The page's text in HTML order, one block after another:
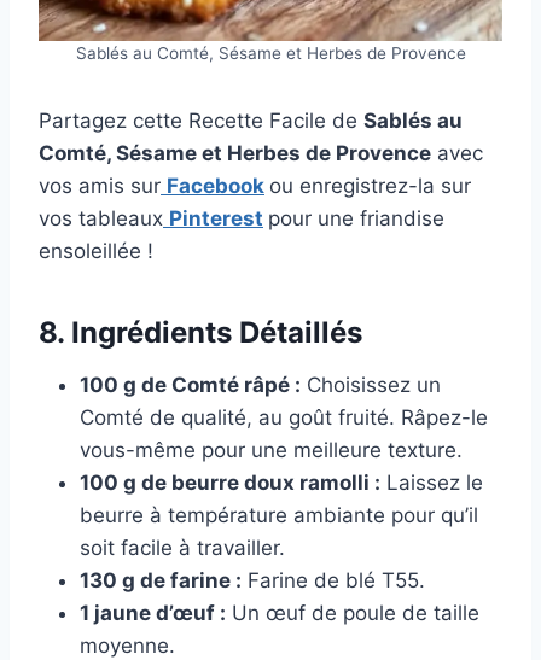
Sablés au Comté, Sésame et Herbes de Provence
Partagez cette Recette Facile de Sablés au
Comté, Sésame et Herbes de Provence avec
vos amis sur Facebook ou enregistrez-la sur
vos tableaux Pinterest pour une friandise
ensoleillée !
8. Ingrédients Détaillés
100 g de Comté râpé : Choisissez un
Comté de qualité, au goût fruité. Râpez-le
vous-même pour une meilleure texture.
100 g de beurre doux ramolli : Laissez le
beurre à température ambiante pour qu’il
soit facile à travailler.
130 g de farine : Farine de blé T55.
1 jaune d’œuf : Un œuf de poule de taille
moyenne.